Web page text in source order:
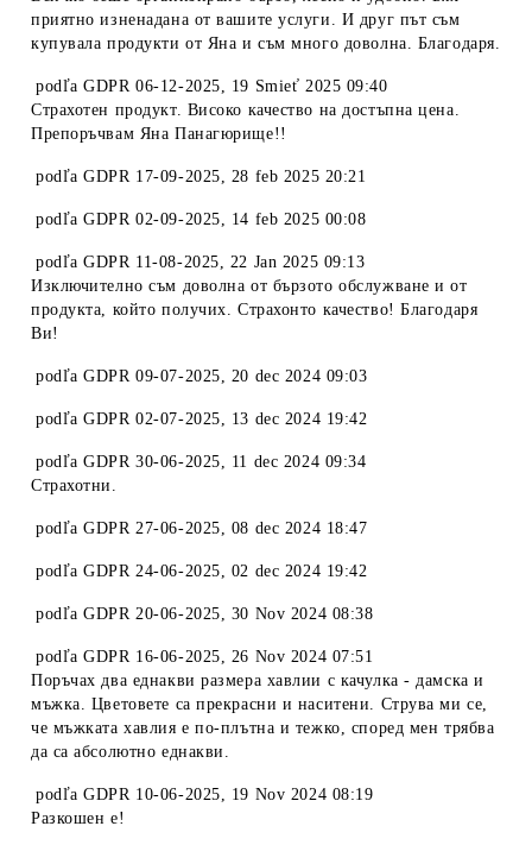
приятно изненадана от вашите услуги. И друг път съм
купувала продукти от Яна и съм много доволна. Благодаря.
podľaGDPR 06-12-2025, 19 Smieť 2025 09:40
Страхотен продукт. Високо качество на достъпна цена.
Препоръчвам Яна Панагюрище!!
podľaGDPR 17-09-2025, 28 feb 2025 20:21
podľaGDPR 02-09-2025, 14 feb 2025 00:08
podľaGDPR 11-08-2025, 22 Jan 2025 09:13
Изключително съм доволна от бързото обслужване и от
продукта, който получих. Страхонто качество! Благодаря
Ви!
podľaGDPR 09-07-2025, 20 dec 2024 09:03
podľaGDPR 02-07-2025, 13 dec 2024 19:42
podľaGDPR 30-06-2025, 11 dec 2024 09:34
Страхотни.
podľaGDPR 27-06-2025, 08 dec 2024 18:47
podľaGDPR 24-06-2025, 02 dec 2024 19:42
podľaGDPR 20-06-2025, 30 Nov 2024 08:38
podľaGDPR 16-06-2025, 26 Nov 2024 07:51
Поръчах два еднакви размера хавлии с качулка - дамска и
мъжка. Цветовете са прекрасни и наситени. Струва ми се,
че мъжката хавлия е по-плътна и тежко, според мен трябва
да са абсолютно еднакви.
podľaGDPR 10-06-2025, 19 Nov 2024 08:19
Разкошен е!